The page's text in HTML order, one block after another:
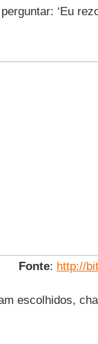
‘Eu
Fonte: http://
escolhidos,